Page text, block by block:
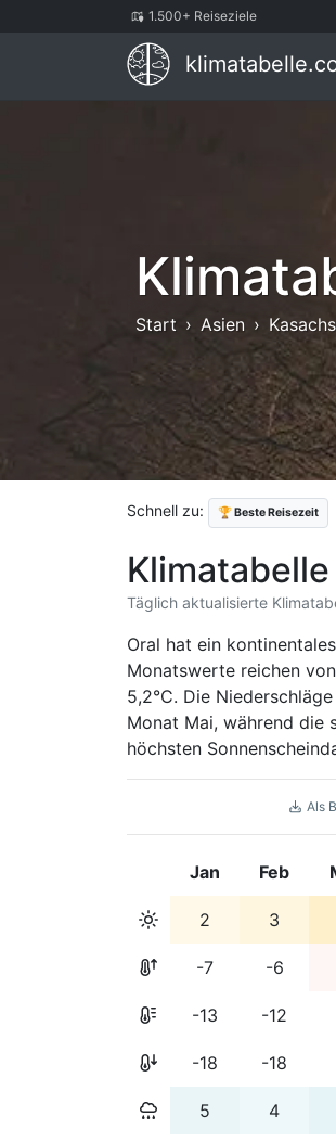
1.500+ Reiseziele
Start Asien
Schnell zu: 🏆 Beste Reisezeit
Täglich aktualisierte
Oral hat ein
Monatswerte reichen
5,2°C. Die
Monat Mai, während die
höchsten
Als
Jan Feb
2 3
-7 -6
-13 -12
-18 -18
5 4